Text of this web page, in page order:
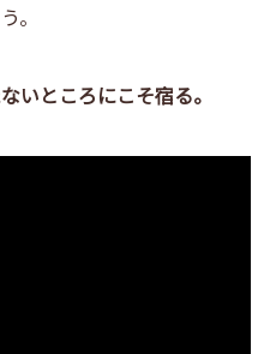
。
いところにこそ宿る。